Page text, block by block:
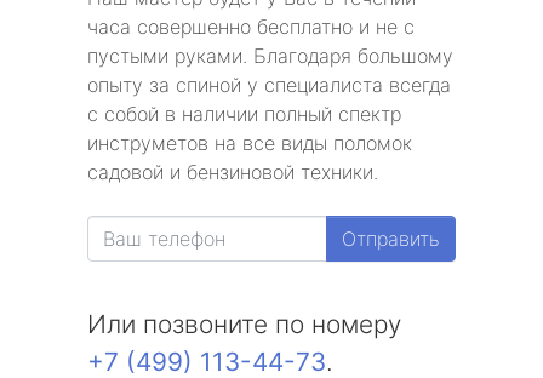
часа совершенно бесплатно и не с
пустыми руками. Благодаря большому
опыту за спиной у специалиста всегда
с собой в наличии полный спектр
инструметов на все виды поломок
садовой и бензиновой техники.
Отправить
Или позвоните по номеру
+7 (499) 113-44-73.